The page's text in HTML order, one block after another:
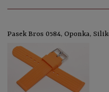
Pasek Bros 0584, Oponka,